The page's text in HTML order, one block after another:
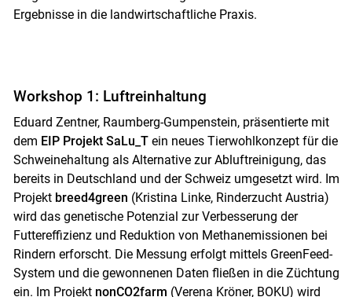
Ergebnisse in die landwirtschaftliche Praxis.
Workshop 1: Luftreinhaltung
Eduard Zentner, Raumberg-Gumpenstein, präsentierte mit
dem EIP Projekt SaLu_Tein neues Tierwohlkonzept für die
Schweinehaltung als Alternative zur Abluftreinigung, das
bereits in Deutschland und der Schweiz umgesetzt wird. Im
Projekt breed4green (Kristina Linke, Rinderzucht Austria)
wird das genetische Potenzial zur Verbesserung der
Futtereffizienz und Reduktion von Methanemissionen bei
Rindern erforscht. Die Messung erfolgt mittels GreenFeed-
System und die gewonnenen Daten fließen in die Züchtung
ein. Im Projekt nonCO2farm (Verena Kröner, BOKU) wird